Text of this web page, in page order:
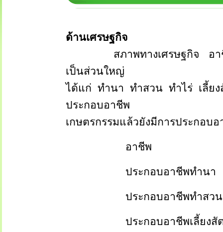
ด้านเศรษฐกิจ
สภาพทางเศรษฐกิจ
อ
เป็นส่วนใหญ่
ได้แก่ ทำนา ทำสวน ทำไร่ เลี้ย
ประกอบอาชีพ
เกษตรกรรมแล้วยังมีการประกอบ
อาชีพ
ประกอบอาชีพทำนา
ประกอบอาชีพทำสว
ประกอบอาชีพเลี้ยง